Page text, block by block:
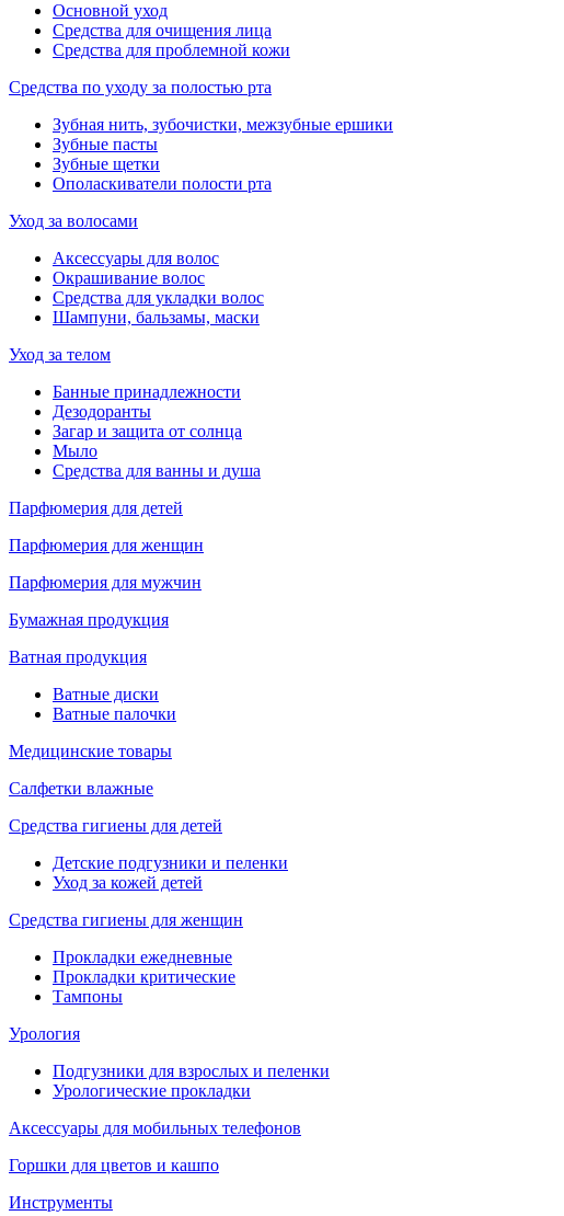
Основной уход
Средства для очищения лица
Средства для проблемной кожи
Средства по уходу за полостью рта
Зубная нить, зубочистки, межзубные ершики
Зубные пасты
Зубные щетки
Ополаскиватели полости рта
Уход за волосами
Аксессуары для волос
Окрашивание волос
Средства для укладки волос
Шампуни, бальзамы, маски
Уход за телом
Банные принадлежности
Дезодоранты
Загар и защита от солнца
Мыло
Средства для ванны и душа
Парфюмерия для детей
Парфюмерия для женщин
Парфюмерия для мужчин
Бумажная продукция
Ватная продукция
Ватные диски
Ватные палочки
Медицинские товары
Салфетки влажные
Средства гигиены для детей
Детские подгузники и пеленки
Уход за кожей детей
Средства гигиены для женщин
Прокладки ежедневные
Прокладки критические
Тампоны
Урология
Подгузники для взрослых и пеленки
Урологические прокладки
Аксессуары для мобильных телефонов
Горшки для цветов и кашпо
Инструменты